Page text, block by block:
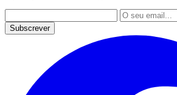
Subscrever